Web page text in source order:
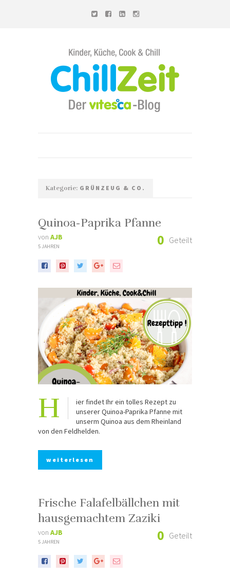
Chillzeit - Der vitesca-Blog
Kategorie: GRÜNZEUG & CO.
Quinoa-Paprika Pfanne
von AJB
5 JAHREN 0 Geteilt
H
ier findet Ihr ein tolles Rezept zu
unserer Quinoa-Paprika Pfanne mit
unserm Quinoa aus dem Rheinland
von den Feldhelden.
weiterlesen
Frische Falafelbällchen mit
hausgemachtem Zaziki
von AJB
5 JAHREN 0 Geteilt